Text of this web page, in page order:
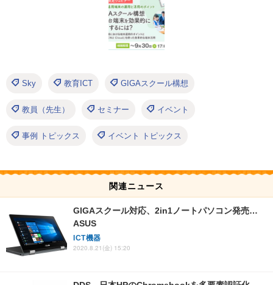
Sky 教育ICT GIGAスクール構想
教員（先生） セミナー イベント
事例 トピックス イベント トピックス
関連ニュース
GIGAスクール対応、2in1ノートパソコン発売…
ASUS
ICT機器
2020.8.21(金) 15:20